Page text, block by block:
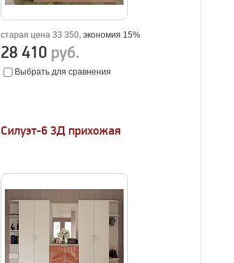
старая цена 33 350,экономия 15%
28 410 руб.
Выбрать для сравнения
Силуэт-6 3Д прихожая